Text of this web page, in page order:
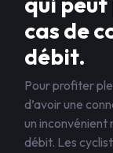
cas de
débit.
Pour profiter
d’avoir une
un inconvénient
débit. Les